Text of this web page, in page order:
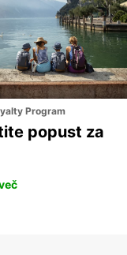
SAINTE-
SAINTE
Program
popust za